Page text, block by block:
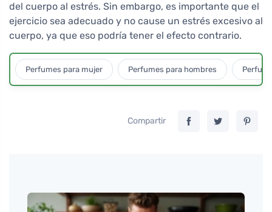
del cuerpo al estrés. Sin embargo, es importante que el
ejercicio sea adecuado y no cause un estrés excesivo al
cuerpo, ya que eso podría tener el efecto contrario.
Perfumes para mujer Perfumes para hombres
Compartir